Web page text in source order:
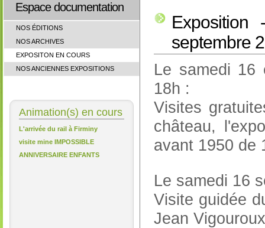
Espace documentation
NOS ÉDITIONS
NOS ARCHIVES
EXPOSITON EN COURS
NOS ANCIENNES EXPOSITIONS
Animation(s) en cours
L'arrivée du rail à Firminy
visite mine IMPOSSIBLE
ANNIVERSAIRE ENFANTS
septembre
Le samedi
18h :
Visites
château,
avant 1950 de
Le samedi 16
Visite guidée
Jean